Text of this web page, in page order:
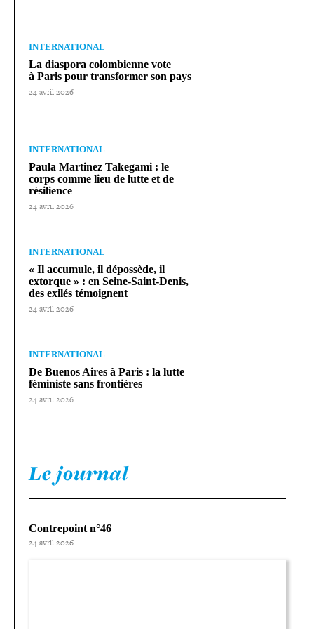
INTERNATIONAL
La diaspora colom­bienne vote
à Paris pour trans­for­mer son pays
24 avril 2026
INTERNATIONAL
Paula Martinez Takegami : le
corps comme lieu de lutte et de
résilience
24 avril 2026
INTERNATIONAL
« Il accumule, il dépossède, il
extorque » : en Seine-​Saint-​Denis,
des exilés témoignent
24 avril 2026
INTERNATIONAL
De Buenos Aires à Paris : la lutte
féministe sans frontières
24 avril 2026
Le journal
Contrepoint n°46
24 avril 2026